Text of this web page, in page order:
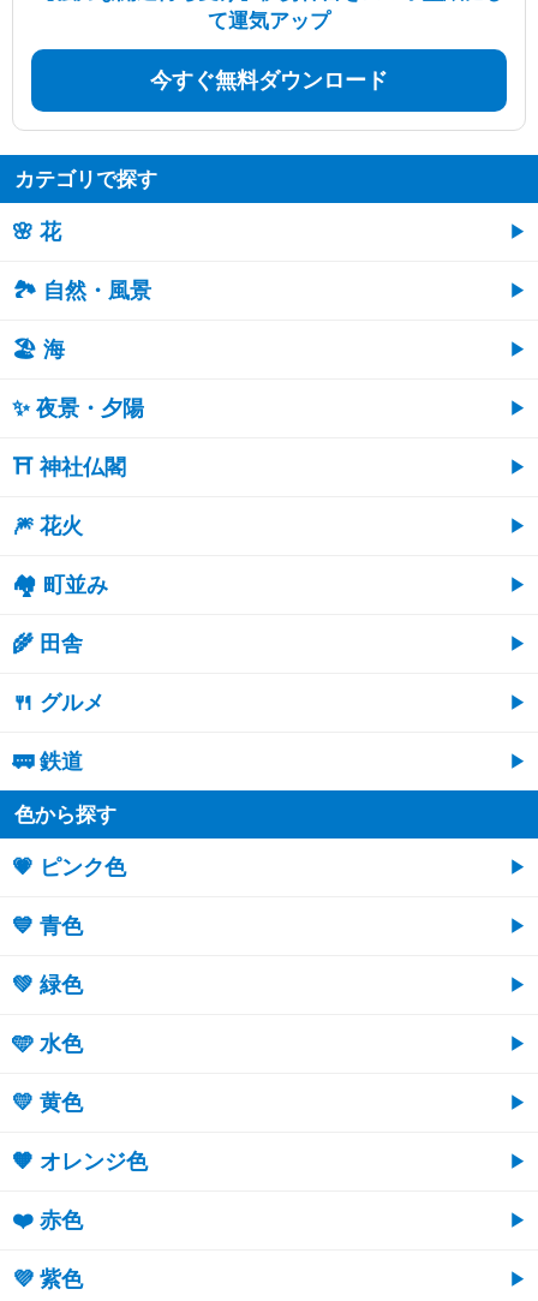
て運気アップ
今すぐ無料ダウンロード
カテゴリで探す
🌸 花
🏞️ 自然・風景
🏖 海
✨ 夜景・夕陽
⛩ 神社仏閣
🎆 花火
🏘 町並み
🌾 田舎
🍴 グルメ
🚃 鉄道
色から探す
💗 ピンク色
💙 青色
💚 緑色
🩵 水色
💛 黄色
🧡 オレンジ色
❤️ 赤色
💜 紫色